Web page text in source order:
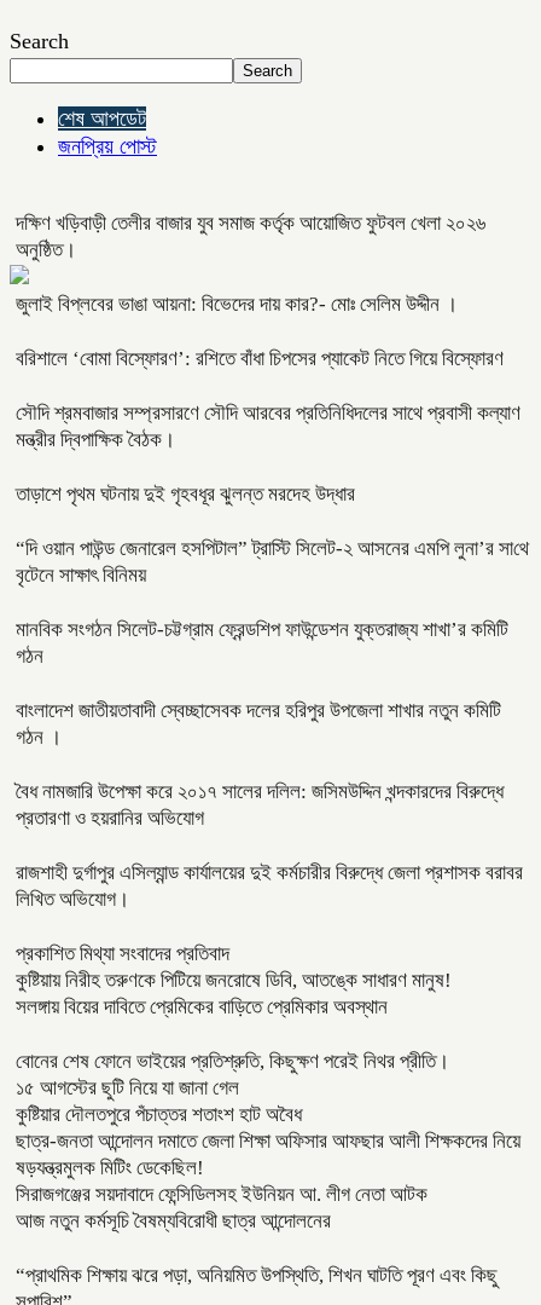
Search
Search
শেষ আপডেট
জনপ্রিয় পোস্ট
দক্ষিণ খড়িবাড়ী তেলীর বাজার যুব সমাজ কর্তৃক আয়োজিত ফুটবল খেলা ২০২৬
অনুষ্ঠিত।
জুলাই বিপ্লবের ভাঙা আয়না: বিভেদের দায় কার?- মোঃ সেলিম উদ্দীন ।
বরিশালে ‘বোমা বিস্ফোরণ’: রশিতে বাঁধা চিপসের প্যাকেট নিতে গিয়ে বিস্ফোরণ
সৌদি শ্রমবাজার সম্প্রসারণে সৌদি আরবের প্রতিনিধিদলের সাথে প্রবাসী কল্যাণ
মন্ত্রীর দ্বিপাক্ষিক বৈঠক।
তাড়াশে পৃথম ঘটনায় দুই গৃহবধূর ঝুলন্ত মরদেহ উদ্ধার
“দি ওয়ান পাউন্ড জেনারেল হসপিটাল” ট্রাস্টি সিলেট-২ আসনের এমপি লুনা’র সা‌থে
বৃটেনে সাক্ষাৎ বিনিময়
মানবিক সংগঠন সিলেট-চট্টগ্রাম ফ্রেন্ডশিপ ফাউন্ডেশন যুক্তরাজ্য শাখা’র কমিটি
গঠন
বাংলাদেশ জাতীয়তাবাদী স্বেচ্ছাসেবক দলের হরিপুর উপজেলা শাখার নতুন কমিটি
গঠন ।
বৈধ নামজারি উপেক্ষা করে ২০১৭ সালের দলিল: জসিমউদ্দিন খন্দকারদের বিরুদ্ধে
প্রতারণা ও হয়রানির অভিযোগ
রাজশাহী দুর্গাপুর এসিল্যান্ড কার্যালয়ের দুই কর্মচারীর বিরুদ্ধে জেলা প্রশাসক বরাবর
লিখিত অভিযোগ।
প্রকাশিত মিথ্যা সংবাদের প্রতিবাদ
কুষ্টিয়ায় নিরীহ তরুণকে পিটিয়ে জনরোষে ডিবি, আতঙ্কে সাধারণ মানুষ!
সলঙ্গায় বিয়ের দাবিতে প্রেমিকের বাড়িতে প্রেমিকার অবস্থান
বোনের শেষ ফোনে ভাইয়ের প্রতিশ্রুতি, কিছুক্ষণ পরেই নিথর প্রীতি।
১৫ আগস্টের ছুটি নিয়ে যা জানা গেল
কুষ্টিয়ার দৌলতপুরে পঁচাত্তর শতাংশ হাট অবৈধ
ছাত্র-জনতা আন্দোলন দমাতে জেলা শিক্ষা অফিসার আফছার আলী শিক্ষকদের নিয়ে
ষড়যন্ত্রমুলক মিটিং ডেকেছিল!
সিরাজগঞ্জের সয়দাবাদে ফেন্সিডিলসহ ইউনিয়ন আ. লীগ নেতা আটক
আজ নতুন কর্মসূচি বৈষম্যবিরোধী ছাত্র আন্দোলনের
“প্রাথমিক শিক্ষায় ঝরে পড়া, অনিয়মিত উপস্থিতি, শিখন ঘাটতি পূরণ এবং কিছু